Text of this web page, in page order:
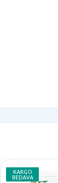
KARGO
BEDAVA